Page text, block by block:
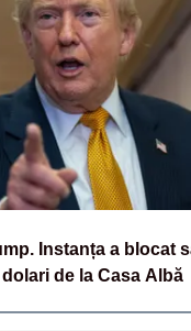
Instanța a blocat
de la Casa Albă